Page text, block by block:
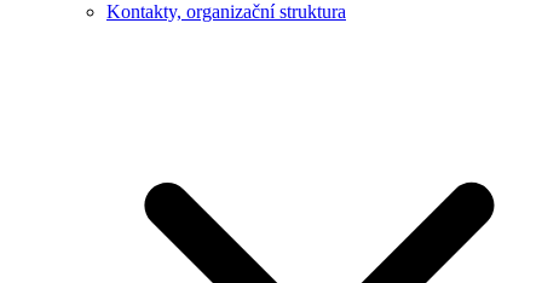
Kontakty, organizační struktura